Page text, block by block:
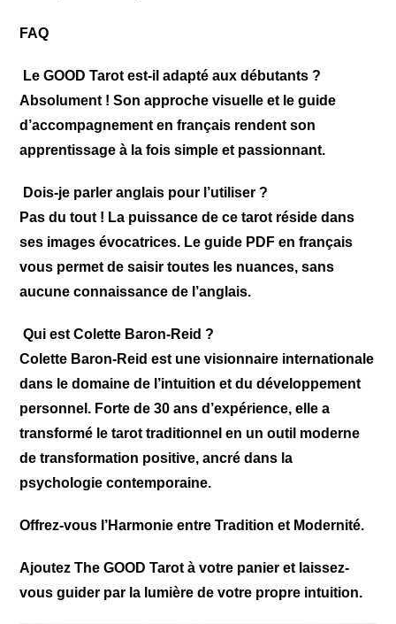
FAQ
Le GOOD Tarot est-il adapté aux débutants ?
Absolument ! Son approche visuelle et le guide
d’accompagnement en français rendent son
apprentissage à la fois simple et passionnant.
Dois-je parler anglais pour l’utiliser ?
Pas du tout ! La puissance de ce tarot réside dans
ses images évocatrices. Le guide PDF en français
vous permet de saisir toutes les nuances, sans
aucune connaissance de l’anglais.
Qui est Colette Baron-Reid ?
Colette Baron-Reid est une visionnaire internationale
dans le domaine de l’intuition et du développement
personnel. Forte de 30 ans d’expérience, elle a
transformé le tarot traditionnel en un outil moderne
de transformation positive, ancré dans la
psychologie contemporaine.
Offrez-vous l’Harmonie entre Tradition et Modernité.
Ajoutez The GOOD Tarot à votre panier et laissez-
vous guider par la lumière de votre propre intuition.